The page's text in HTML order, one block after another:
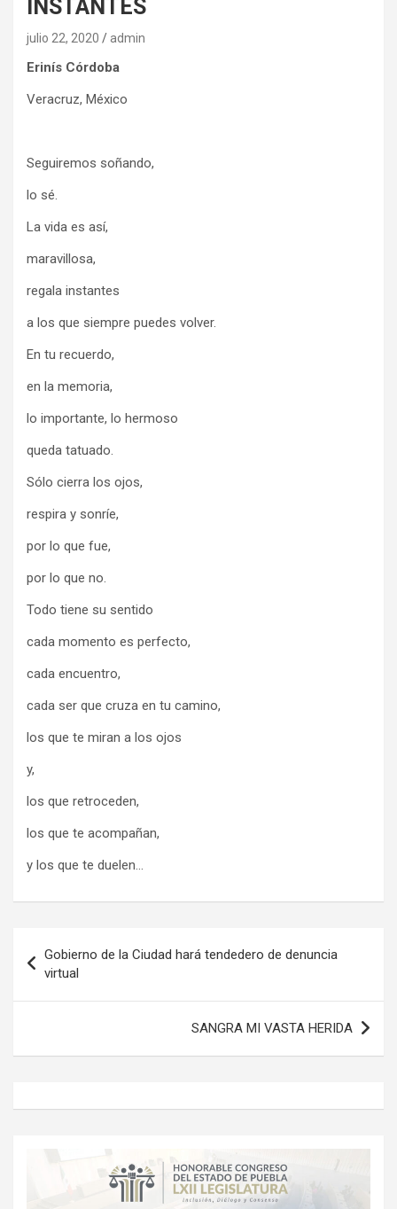
INSTANTES
julio 22, 2020 admin
Erinís Córdoba
Veracruz, México
Seguiremos soñando,
lo sé.
La vida es así,
maravillosa,
regala instantes
a los que siempre puedes volver.
En tu recuerdo,
en la memoria,
lo importante, lo hermoso
queda tatuado.
Sólo cierra los ojos,
respira y sonríe,
por lo que fue,
por lo que no.
Todo tiene su sentido
cada momento es perfecto,
cada encuentro,
cada ser que cruza en tu camino,
los que te miran a los ojos
y,
los que retroceden,
los que te acompañan,
y los que te duelen…
de
entradas
Gobierno de la Ciudad hará tendedero de denuncia
virtual
SANGRA MI VASTA HERIDA